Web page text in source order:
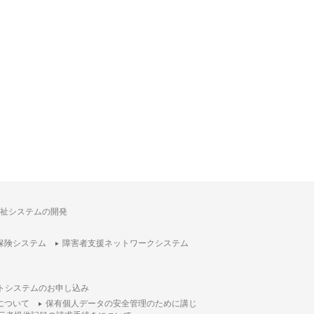
システムの開発
険システム 障害者支援ネットワークシステム
システムのお申し込み
ついて
保有個人データの安全管理のために講じ